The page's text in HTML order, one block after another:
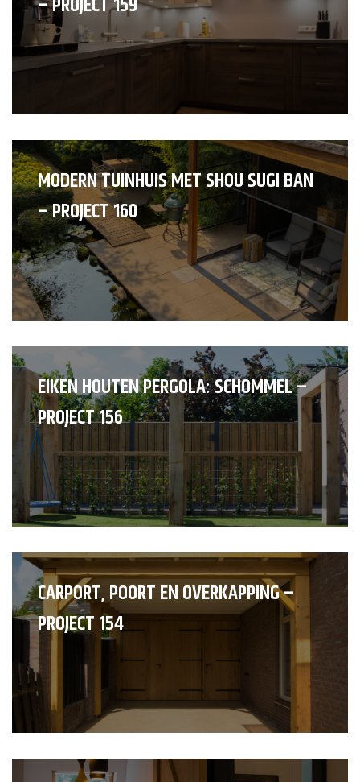
MODERN TUINHUIS MET SHOU SUGI BAN
– PROJECT 160
EIKEN HOUTEN PERGOLA: SCHOMMEL –
PROJECT 156
CARPORT, POORT EN OVERKAPPING –
PROJECT 154